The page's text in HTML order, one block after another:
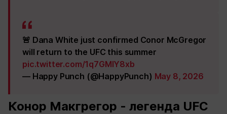
🚨 Dana White just confirmed Conor McGregor
will return to the UFC this summer
pic.twitter.com/1q7GMlY8xb
— Happy Punch (@HappyPunch) May 8, 2026
Конор Макгрегор - легенда UFC